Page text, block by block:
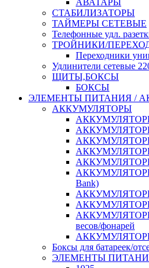
АВАТАРЫ
СТАБИЛИЗАТОРЫ
ТАЙМЕРЫ СЕТЕВЫЕ
Телефонные удл.
ТРОЙНИКИ/
Переходники
Удлинители сетевые
ЩИТЫ,БОКСЫ
БОКСЫ
ЭЛЕМЕНТЫ ПИТАНИЯ /
АККУМУЛЯТОРЫ
АККУМУЛЯТОРЫ
АККУМУЛЯТОРЫ
Bank)
АККУМУЛЯТОРЫ
весов/фонарей
Боксы для батареек/
ЭЛЕМЕНТЫ